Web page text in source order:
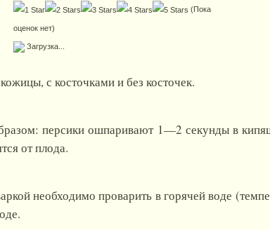
(Пока
оценок нет)
Загрузка...
с косточками и без косточек.
персики ошпаривают 1—2 секунды в
от плода.
необходимо проварить в горячей воде